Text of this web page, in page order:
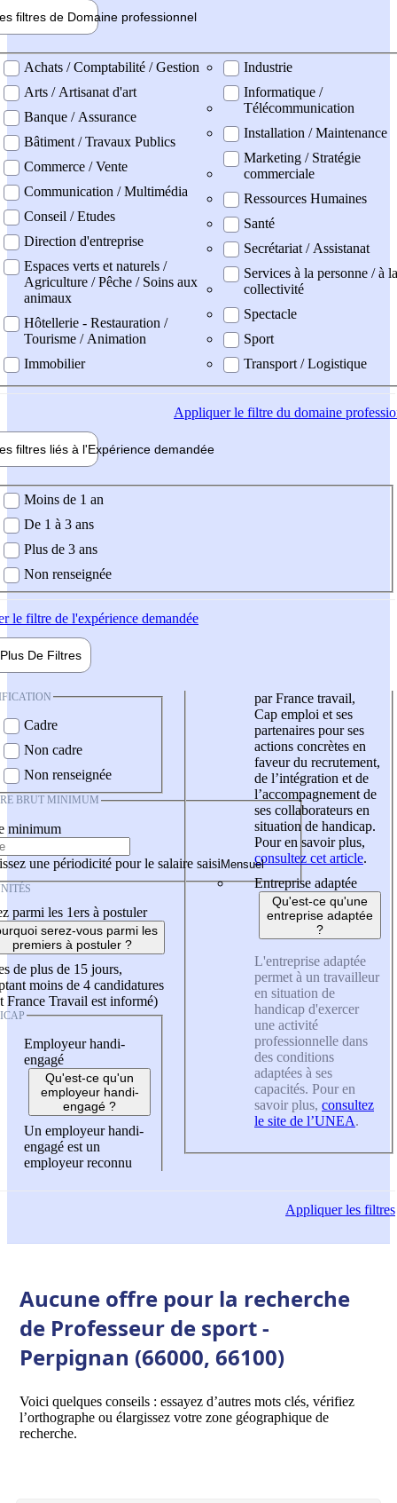
filtres de Domaine professionnel
professionel
Achats / Comptabilité / Gestion
Arts / Artisanat d'art
Banque / Assurance
Bâtiment / Travaux Publics
Commerce / Vente
Communication / Multimédia
Conseil / Etudes
Direction d'entreprise
Espaces verts et naturels /
Agriculture / Pêche / Soins aux
animaux
Hôtellerie - Restauration /
Tourisme / Animation
Immobilier
Industrie
Informatique /
Télécommunication
Installation / Maintenance
Marketing / Stratégie
commerciale
Ressources Humaines
Santé
Secrétariat / Assistanat
Services à la personne / à la
collectivité
Spectacle
Sport
Transport / Logistique
Appliquerle filtre du domaine
filtres liés à l'Expérience demandée
demandée
Moins de 1 an
De 1 à 3 ans
Plus de 3 ans
Non renseignée
le filtre de l'expérience demandée
Plus De Filtres
Cadre
Non cadre
Non renseignée
BRUT MINIMUM
minimum
une périodicité pour le salaire saisi
parmi les 1ers à postuler
serez-vous parmi les
premiers à postuler ?
de plus de 15 jours,
moins de 4 candidatures
France Travail est informé)
Employeur handi-
engagé
Qu'est-ce qu'un
employeur handi-
engagé ?
Un employeur handi-
engagé est un
employeur reconnu
par France travail,
Cap emploi et ses
partenaires pour ses
actions concrètes en
faveur du recrutement,
de l’intégration et de
l’accompagnement de
ses collaborateurs en
situation de handicap.
Pour en savoir plus,
consultez cet article.
Entreprise adaptée
Qu'est-ce qu'une
entreprise adaptée
?
L'entreprise adaptée
permet à un travailleur
en situation de
handicap d'exercer
une activité
professionnelle dans
des conditions
adaptées à ses
capacités. Pour en
savoir plus, consultez
le site de l’UNEA.
Appliquerles filtres
Aucune offre pour la recherche
de Professeur de sport -
Perpignan (66000, 66100)
Voici quelques conseils : essayez d’autres mots clés, vérifiez
l’orthographe ou élargissez votre zone géographique de
recherche.